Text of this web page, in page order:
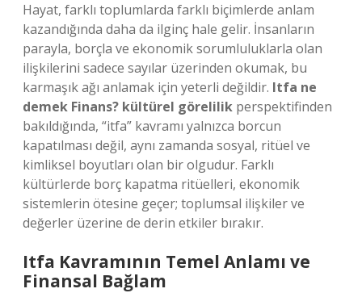
Hayat, farklı toplumlarda farklı biçimlerde anlam
kazandığında daha da ilginç hale gelir. İnsanların
parayla, borçla ve ekonomik sorumluluklarla olan
ilişkilerini sadece sayılar üzerinden okumak, bu
karmaşık ağı anlamak için yeterli değildir. Itfa ne
demek Finans? kültürel görelilik perspektifinden
bakıldığında, “itfa” kavramı yalnızca borcun
kapatılması değil, aynı zamanda sosyal, ritüel ve
kimliksel boyutları olan bir olgudur. Farklı
kültürlerde borç kapatma ritüelleri, ekonomik
sistemlerin ötesine geçer; toplumsal ilişkiler ve
değerler üzerine de derin etkiler bırakır.
Itfa Kavramının Temel Anlamı ve
Finansal Bağlam